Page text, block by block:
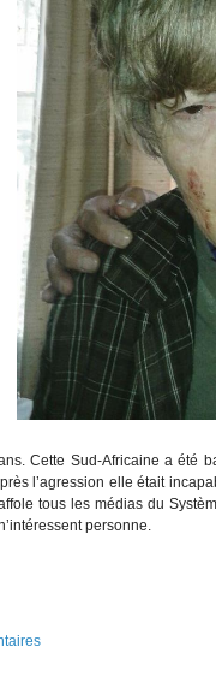
Cette Sud-Africaine a été
l’agression elle était
tous les médias du
personne.